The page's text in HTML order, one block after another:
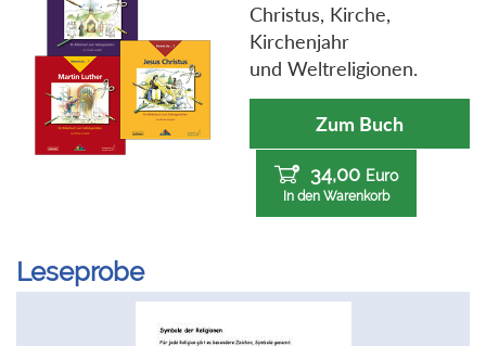
Christus, Kirche,
Kirchenjahr
und Weltreligionen.
Zum Buch
34,00 Euro
In den Warenkorb
Leseprobe